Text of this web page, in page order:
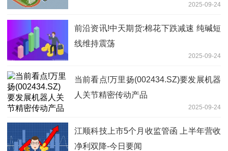
2025-09-24
前沿资讯!中天期货:棉花下跌减速 纯碱短
线维持震荡
2025-09-24
当前看点!万里扬(002434.SZ)要发展机器
人关节精密传动产品
2025-09-24
江顺科技上市5个月收监管函 上半年营收
净利双降-今日要闻